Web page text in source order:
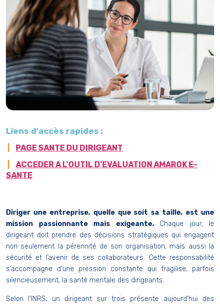
Liens d'accès rapides :
PAGE SANTE DU DIRIGEANT
ACCEDER A L'OUTIL D'EVALUATION AMAROK E-
SANTE
Diriger une entreprise, quelle que soit sa taille, est une
mission passionnante mais exigeante. Chaque jour, le
dirigeant doit prendre des décisions stratégiques qui engagent
non seulement la pérennité de son organisation, mais aussi la
sécurité et l’avenir de ses collaborateurs. Cette responsabilité
s’accompagne d’une pression constante qui fragilise, parfois
silencieusement, la santé mentale des dirigeants.
Selon l’INRS, un dirigeant sur trois présente aujourd’hui des